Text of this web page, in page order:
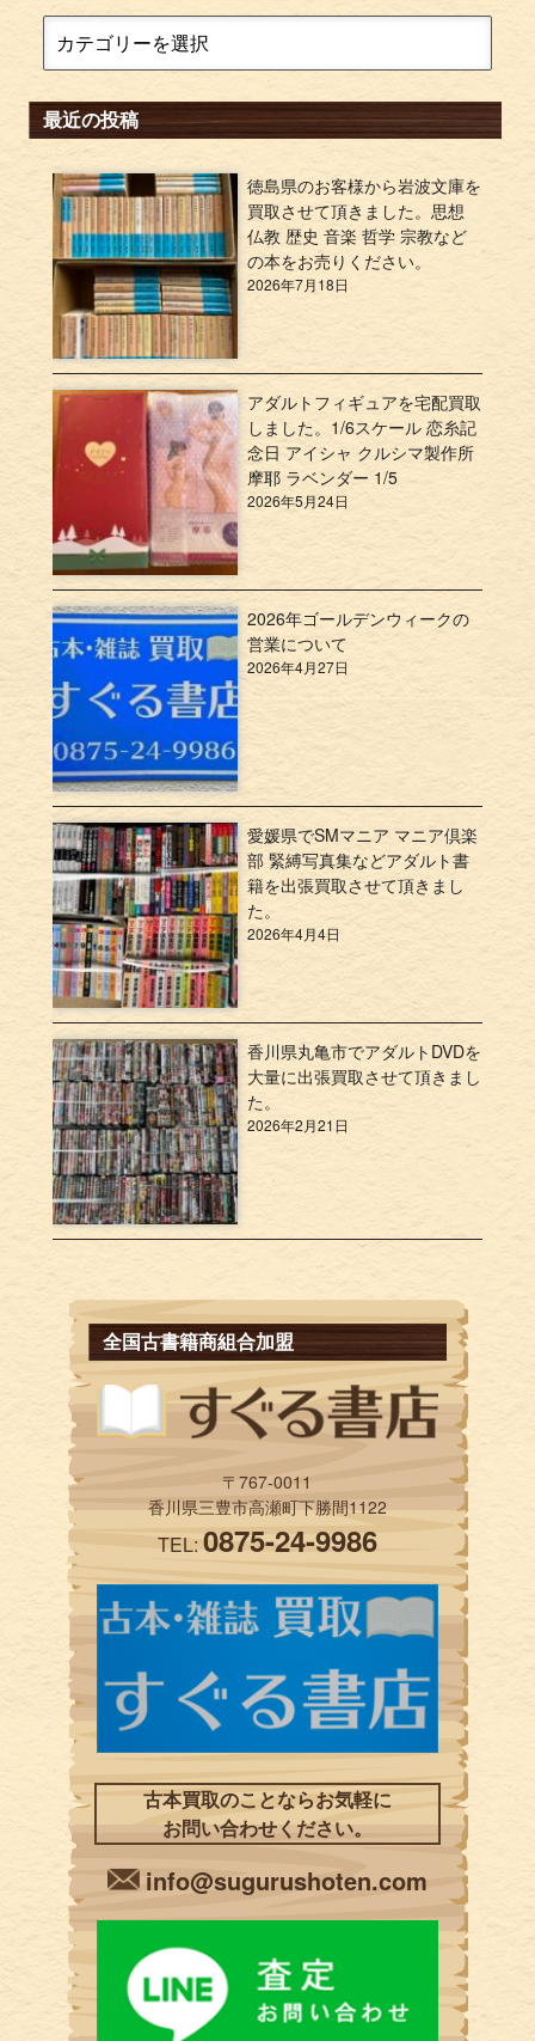
最近の投稿
徳島県のお客様から岩波文庫を
買取させて頂きました。思想
仏教 歴史 音楽 哲学 宗教など
の本をお売りください。
2026年7月18日
アダルトフィギュアを宅配買取
しました。1/6スケール 恋糸記
念日 アイシャ クルシマ製作所
摩耶 ラベンダー 1/5
2026年5月24日
2026年ゴールデンウィークの
営業について
2026年4月27日
愛媛県でSMマニア マニア倶楽
部 緊縛写真集などアダルト書
籍を出張買取させて頂きまし
た。
2026年4月4日
香川県丸亀市でアダルトDVDを
大量に出張買取させて頂きまし
た。
2026年2月21日
全国古書籍商組合加盟
〒767-0011
香川県三豊市高瀬町下勝間1122
TEL:0875-24-9986
古本買取のことならお気軽に
お問い合わせください。
info@sugurushoten.com